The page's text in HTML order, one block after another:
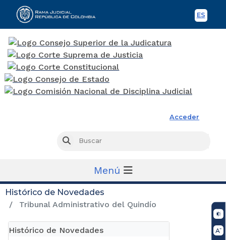
ES
Acceder
Buscar
Menú
Histórico de Novedades
Tribunal Administrativo del Quindío
Histórico de Novedades